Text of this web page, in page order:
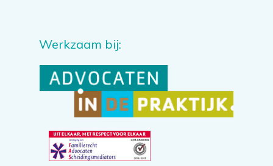
Werkzaam bij: